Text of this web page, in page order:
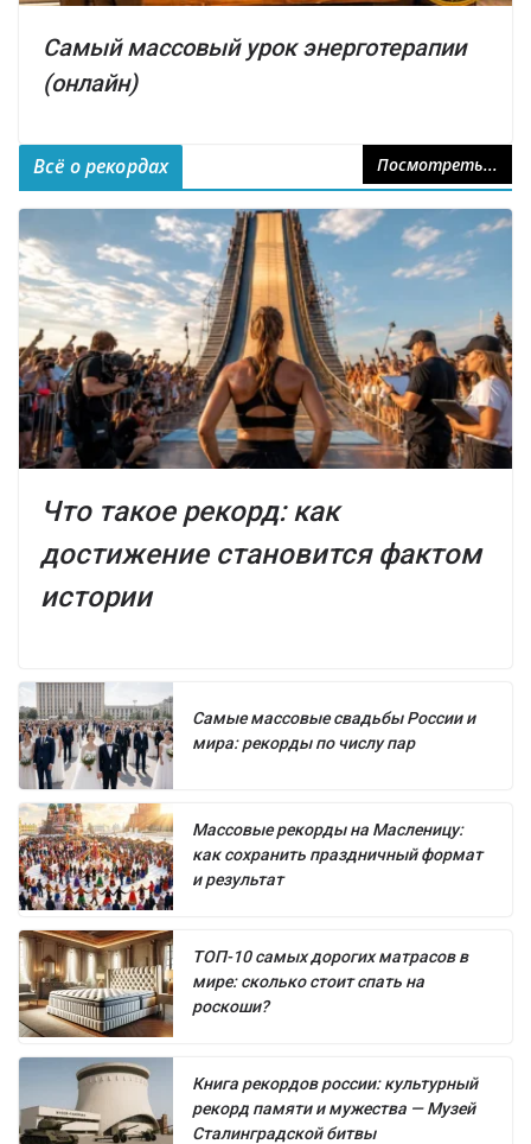
Самый массовый урок энерготерапии
(онлайн)
Всё о рекордах Посмотреть...
Что такое рекорд: как
достижение становится фактом
истории
Самые массовые свадьбы России и
мира: рекорды по числу пар
Массовые рекорды на Масленицу:
как сохранить праздничный формат
и результат
ТОП-10 самых дорогих матрасов в
мире: сколько стоит спать на
роскоши?
Книга рекордов россии: культурный
рекорд памяти и мужества — Музей
Сталинградской битвы